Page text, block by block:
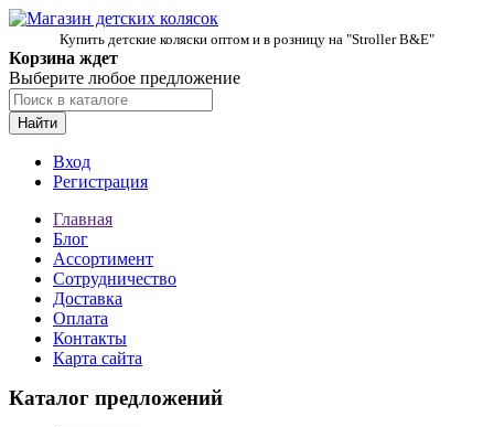
Купить детские коляски оптом и в розницу на "Stroller B&E"
Корзина ждет
Выберите любое предложение
Найти
Вход
Регистрация
Главная
Блог
Ассортимент
Сотрудничество
Доставка
Оплата
Контакты
Карта сайта
Каталог предложений